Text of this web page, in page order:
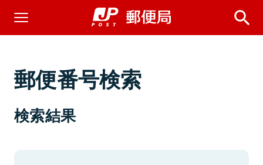
郵便番号検索
検索結果